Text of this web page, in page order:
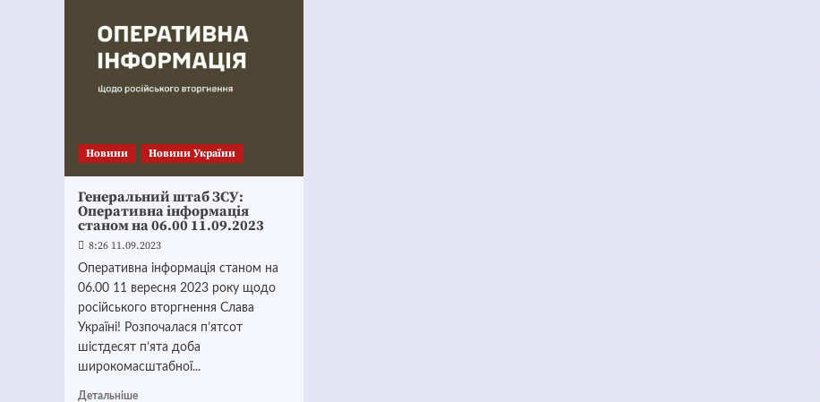
Новини Новини України
Генеральний штаб ЗСУ:
Оперативна інформація
станом на 06.00 11.09.2023
8:26 11.09.2023
Оперативна інформація станом на
06.00 11 вересня 2023 року щодо
російського вторгнення Слава
Україні! Розпочалася п’ятсот
шістдесят п’ята доба
широкомасштабної...
Детальніше